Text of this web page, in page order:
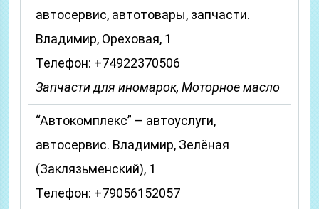
автосервис, автотовары, запчасти.
Владимир, Ореховая, 1
Телефон: +74922370506
Запчасти для иномарок, Моторное масло
“Автокомплекс” – автоуслуги,
автосервис. Владимир, Зелёная
(Заклязьменский), 1
Телефон: +79056152057